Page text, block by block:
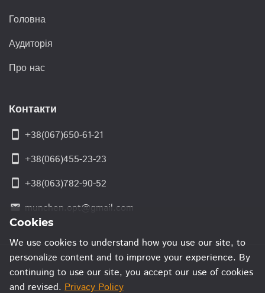
Головна
Аудиторія
Про нас
Контакти
smartphone +38(067)650-61-21
smartphone +38(066)455-23-23
smartphone +38(063)782-90-52
email munchen.opt@gmail.com
Cookies
We use cookies to understand how you use our site, to
personalize content and to improve your experience. By
continuing to use our site, you accept our use of cookies
and revised. Privacy Policy